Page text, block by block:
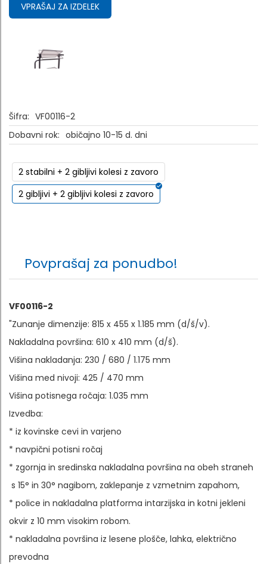
VPRAŠAJ ZA IZDELEK
Šifra: VF00116-2
Dobavni rok: običajno 10-15 d. dni
2 stabilni + 2 gibljivi kolesi z zavoro
2 gibljivi + 2 gibljivi kolesi z zavoro
Povprašaj za ponudbo!
VF00116-2
"Zunanje dimenzije: 815 x 455 x 1.185 mm (d/š/v).
Nakladalna površina: 610 x 410 mm (d/š).
Višina nakladanja: 230 / 680 / 1.175 mm
Višina med nivoji: 425 / 470 mm
Višina potisnega ročaja: 1.035 mm
Izvedba:
* iz kovinske cevi in varjeno
* navpični potisni ročaj
* zgornja in sredinska nakladalna površina na obeh straneh
s 15° in 30° nagibom, zaklepanje z vzmetnim zapahom,
* police in nakladalna platforma intarzijska in kotni jekleni
okvir z 10 mm visokim robom.
* nakladalna površina iz lesene plošče, lahka, električno
prevodna